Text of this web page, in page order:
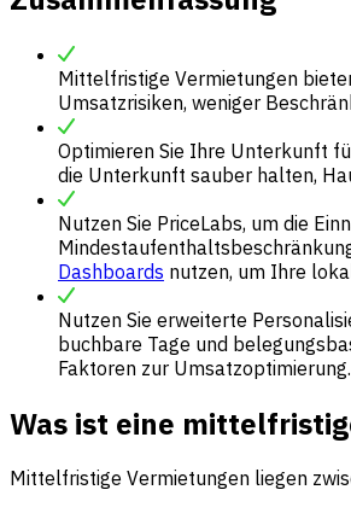
Mittelfristige Vermietungen
Umsatzrisiken, weniger
Optimieren Sie Ihre Unterkunft
die Unterkunft sauber halten,
Nutzen Sie PriceLabs, um die
Dashboards nutzen, um Ihre
Nutzen Sie erweiterte
buchbare Tage und
Faktoren zur Umsatzoptimierung.
Was ist eine
Mittelfristige Vermietungen liegen